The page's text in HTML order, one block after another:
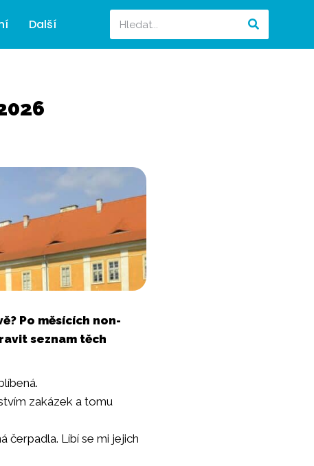
Další
Po měsících non-
seznam těch
zakázek a tomu
čerpadla. Líbí se mi jejich